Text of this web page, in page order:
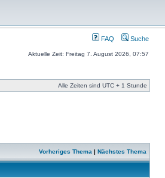
FAQ Suche
Aktuelle Zeit: Freitag 7. August 2026, 07:57
Alle Zeiten sind UTC + 1 Stunde
Vorheriges Thema | Nächstes Thema